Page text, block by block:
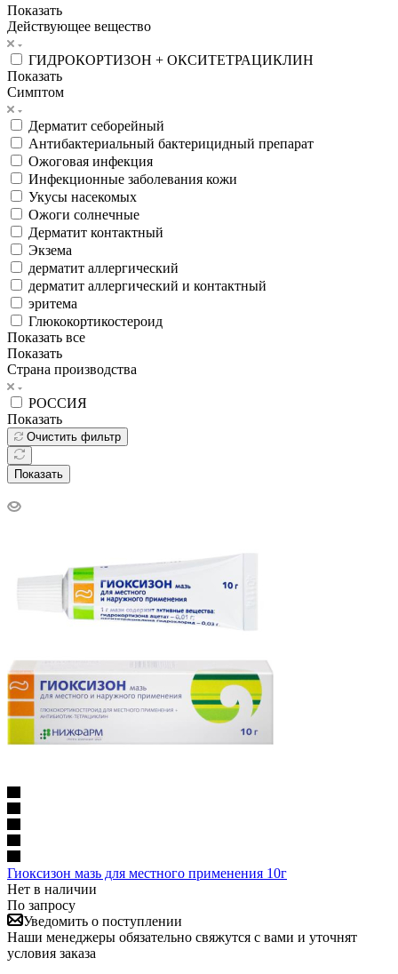
Показать
Действующее вещество
ГИДРОКОРТИЗОН + ОКСИТЕТРАЦИКЛИН
Показать
Симптом
Дерматит себорейный
Антибактериальный бактерицидный препарат
Ожоговая инфекция
Инфекционные заболевания кожи
Укусы насекомых
Ожоги солнечные
Дерматит контактный
Экзема
дерматит аллергический
дерматит аллергический и контактный
эритема
Глюкокортикостероид
Показать все
Показать
Страна производства
РОССИЯ
Показать
Очистить фильтр
Показать
Гиоксизон мазь для местного применения 10г
Нет в наличии
По запросу
Уведомить о поступлении
Наши менеджеры обязательно свяжутся с вами и уточнят
условия заказа